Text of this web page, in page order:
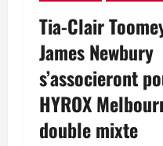
Tia-Clair
James Newbury
s’associeront
HYROX
double mixte